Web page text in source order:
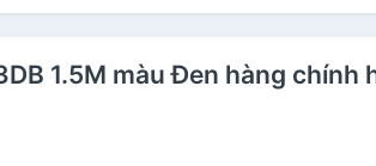
1.5M màu Đen hàng chính